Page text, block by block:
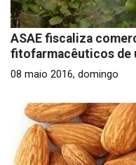
ASAE fiscaliza
fitofarmacêuticos de
08 maio 2016, domingo